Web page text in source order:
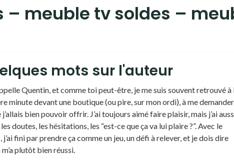
– meuble tv soldes –
mots sur l'auteur
Quentin, et comme toi peut-être, je me suis souvent retrouvé à
minute devant une boutique (ou pire, sur mon ordi), à me demander
j’allais bien pouvoir offrir. J’ai toujours aimé faire plaisir, mais j’ai
doutes, les hésitations, les “est-ce que ça va lui plaire ?”. Avec le
j’ai fini par prendre ça comme un jeu, un défi à relever, et je dois dire
m’a plutôt bien réussi.